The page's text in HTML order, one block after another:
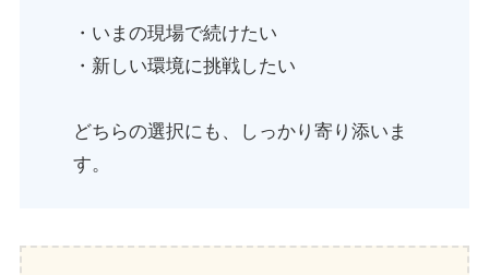
・いまの現場で続けたい
・新しい環境に挑戦したい
どちらの選択にも、しっかり寄り添いま
す。